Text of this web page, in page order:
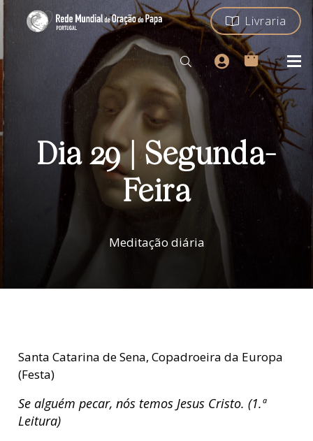
Livraria
Dia 29 | Segunda-
Feira
Meditação diária
Santa Catarina de Sena, Copadroeira da Europa
(Festa)
Se alguém pecar, nós temos Jesus Cristo. (1.ª
Leitura)